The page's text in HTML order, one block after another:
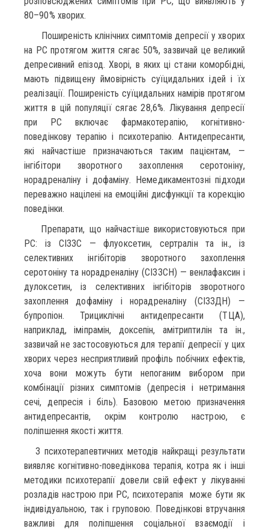
80–90% хворих.
Поширеність клінічних симптомів депресії у хворих
на РС протягом життя сягає 50%, зазвичай це великий
депресивний епізод. Хворі, в яких ці стани коморбідні,
мають підвищену ймовірність суїцидальних ідей і їх
реалізації. Поширеність суїцидальних намірів протягом
життя в цій популяції сягає 28,6%. Лікування депресії
при РС включає фармакотерапію, когнітивно-
поведінкову терапію і психотерапію. Антидепресанти,
які найчастіше призначаються таким пацієнтам, —
інгібітори зворотного захоплення серотоніну,
норадреналіну і дофаміну. Немедикаментозні підходи
переважно націлені на емоційні дисфункції та корекцію
поведінки.
Препарати, що найчастіше використовуються при
РС: із СІЗЗС — флуоксетин, сертралін та ін., із
селективних інгібіторів зворотного захоплення
серотоніну та норадреналіну (СІЗЗСН) — венлафаксин і
дулоксетин, із селективних інгібіторів зворотного
захоплення дофаміну і норадреналіну (СІЗЗДН) —
бупропіон. Трициклічні антидепресанти (ТЦА),
наприклад, іміпрамін, доксепін, амітриптилін та ін.,
зазвичай не застосовуються для терапії депресії у цих
хворих через несприятливий профіль побічних ефектів,
хоча вони можуть бути непоганим вибором при
комбінації різних симптомів (депресія і нетримання
сечі, депресія і біль). Базовою метою призначення
антидепресантів, окрім контролю настрою, є
поліпшення якості життя.
З психотерапевтичних методів найкращі результати
виявляє когнітивно-поведінкова терапія, котра як і інші
методики психотерапії довели свій ефект у лікуванні
розладів настрою при РС, психотерапія може бути як
індивідуальною, так і груповою. Поведінкові втручання
важливі для поліпшення соціальної взаємодії і